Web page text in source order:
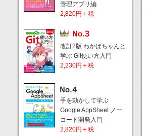
管理アプリ編
2,820円＋税
改訂2版 わかばちゃんと
学ぶ Git使い方入門
2,230円＋税
手を動かして学ぶ
Google AppSheet ノー
コード開発入門
2,820円＋税